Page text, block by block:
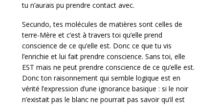
tu n’aurais pu prendre contact avec.
Secundo, tes molécules de matières sont celles de
terre-Mère et c’est à travers toi qu’elle prend
conscience de ce qu’elle est. Donc ce que tu vis
l’enrichie et lui fait prendre conscience. Sans toi, elle
EST mais ne peut prendre conscience de ce qu’elle est.
Donc ton raisonnement qui semble logique est en
vérité l’expression d’une ignorance basique : si le noir
n’existait pas le blanc ne pourrait pas savoir qu’il est